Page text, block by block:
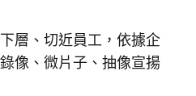
層、切近員工，依據企
像、微片子、抽像宣揚